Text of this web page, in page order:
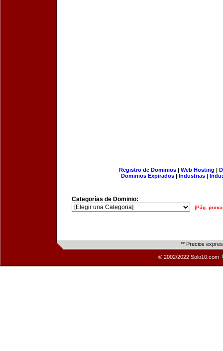
Registro de Dominios| Web Hosting |
Dominios Expirados | Industrias |
Categorías de Dominio:
[Pág.
** Precios
© 2002/2022 Solo10.com